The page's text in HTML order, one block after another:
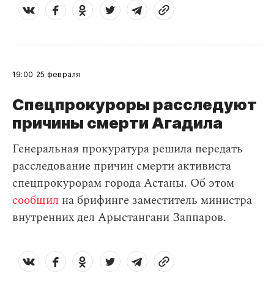
19:00 25 февраля
Спецпрокуроры расследуют
причины смерти Агадила
Генеральная прокуратура решила передать
расследование причин смерти активиста
спецпрокурорам города Астаны. Об этом
сообщил на брифинге заместитель министра
внутренних дел Арыстангани Заппаров.